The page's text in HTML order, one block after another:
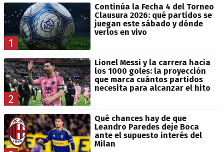
1
Continúa la Fecha 4 del Torneo
Clausura 2026: qué partidos se
juegan este sábado y dónde
verlos en vivo
2
Lionel Messi y la carrera hacia
los 1000 goles: la proyección
que marca cuántos partidos
necesita para alcanzar el hito
Qué chances hay de que
Leandro Paredes deje Boca
ante el supuesto interés del
Milan